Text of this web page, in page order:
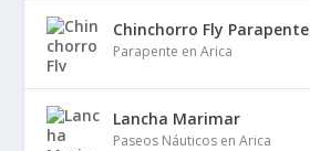
Chinchorro Fly Parapente
Parapente en Arica
Lancha Marimar
Paseos Náuticos en Arica